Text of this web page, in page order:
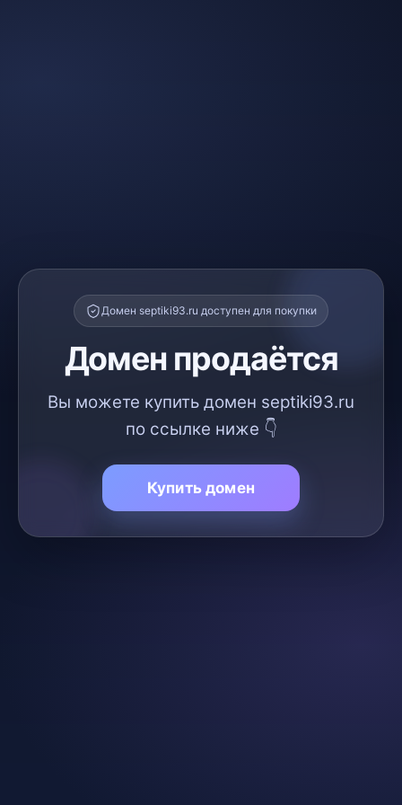
Домен septiki93.ru доступен для покупки
Домен продаётся
Вы можете купить домен septiki93.ru
по ссылке ниже 👇
Купить домен